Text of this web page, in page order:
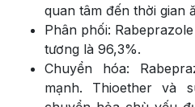
quan tâm đến thời gian
Phân phối:
tương là 96,3%.
Chuyển hóa:
mạnh. Thioether và